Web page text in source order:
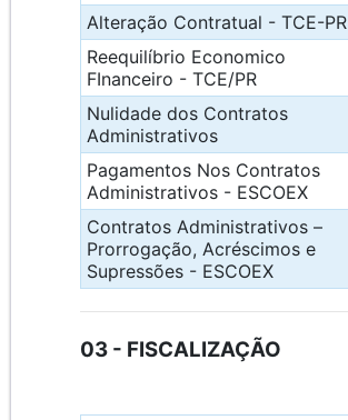
Alteração Contratual - TCE-PR
Reequilíbrio Economico
FInanceiro - TCE/PR
Nulidade dos Contratos
Administrativos
Pagamentos Nos Contratos
Administrativos - ESCOEX
Contratos Administrativos –
Prorrogação, Acréscimos e
Supressões - ESCOEX
03 - FISCALIZAÇÃO